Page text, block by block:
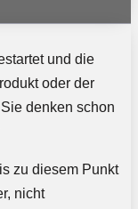
und die
oder der
denken schon
zu diesem Punkt
nicht